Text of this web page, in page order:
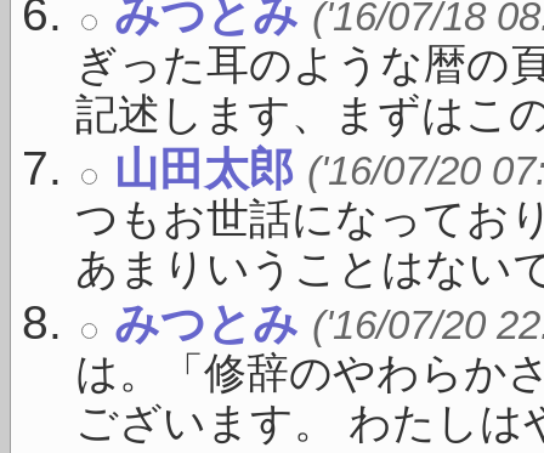
みつとみ ('16/07/18
ぎった耳のような暦の
記述します、まずはこ
山田太郎 ('16/07/20
つもお世話になってお
あまりいうことはない
みつとみ ('16/07/20
は。「修辞のやわらか
ございます。 わたしは